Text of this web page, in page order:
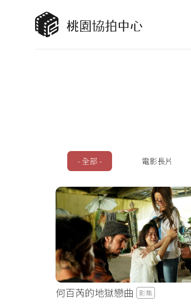
類型 - 全部 - 電影長片
何百芮的地獄戀曲 影集